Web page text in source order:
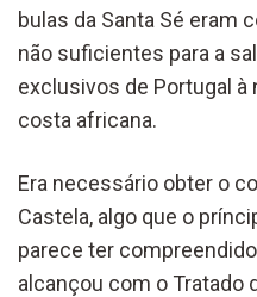
bulas da Santa Sé eram
não suficientes para a
exclusivos de Portugal à
costa africana.
Era necessário obter o
Castela, algo que o
parece ter
alcançou com o Tratado